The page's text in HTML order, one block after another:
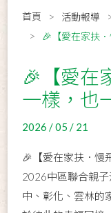
首頁 活動報導
🎉【愛在家扶
🎉【愛在
一樣，也
2026 / 05 / 21
🎉【愛在家扶．慢
2026中區聯合親
中、彰化、雲林的